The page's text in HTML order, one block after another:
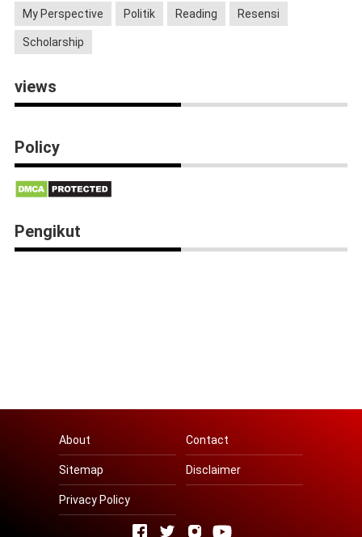
My Perspective Politik Reading Resensi
Scholarship
views
Policy
Pengikut
About Contact
Sitemap Disclaimer
Privacy Policy